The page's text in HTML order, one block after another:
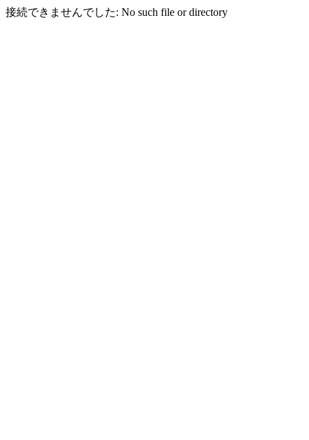
接続できませんでした: No such file or directory